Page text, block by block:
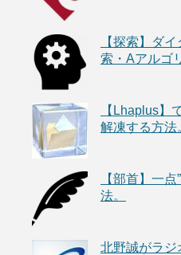
【探索】ダ
索・Aアルゴ
【Lhaplus】
解凍する方法
【部首】一
法。
北野誠がラジ